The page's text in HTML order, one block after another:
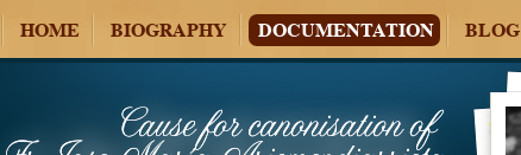
HOME BIOGRAPHY DOCUMENTATION BLOG